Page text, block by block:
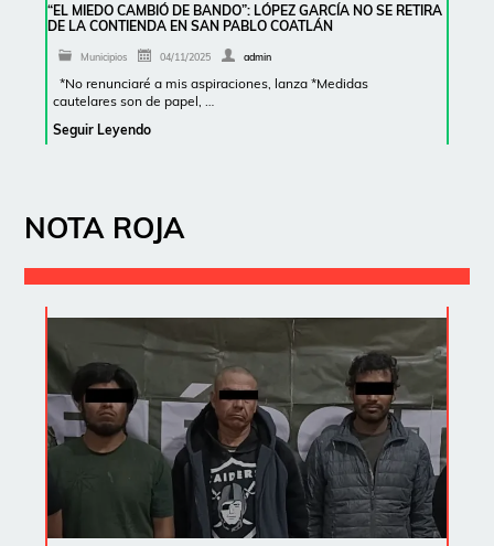
“EL MIEDO CAMBIÓ DE BANDO”: LÓPEZ GARCÍA NO SE RETIRA
DE LA CONTIENDA EN SAN PABLO COATLÁN
Municipios 04/11/2025 admin
*No renunciaré a mis aspiraciones, lanza *Medidas
cautelares son de papel, …
Seguir Leyendo
NOTA ROJA